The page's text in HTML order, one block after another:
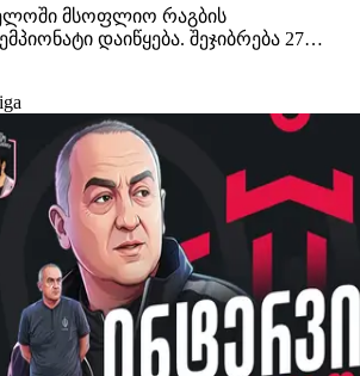
მსოფლიო რაგბის
დაიწყება. შეჯიბრება 27
20-20 უმაღლესი დონის
ერთმანეთს შეერკინებიან მსოფლიო
ქვეყნის 20-წლამდელთა ნაკრებები,